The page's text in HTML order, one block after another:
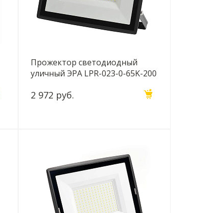
Прожектор светодиодный
уличный ЭРА LPR-023-0-65K-200
2 972 руб.